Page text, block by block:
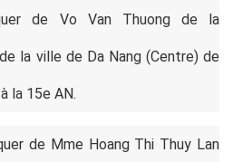
de Vo Van Thuongde la
la ville de Da Nang (Centre) de
la 15e AN.
de Mme Hoang Thi Thuy Lan